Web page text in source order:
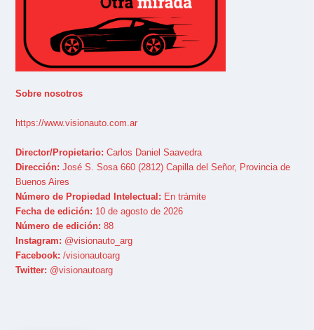
Sobre nosotros
https://www.visionauto.com.ar
Director/Propietario: Carlos Daniel Saavedra
Dirección: José S. Sosa 660 (2812) Capilla del Señor, Provincia de
Buenos Aires
Número de Propiedad Intelectual: En trámite
Fecha de edición: 10 de agosto de 2026
Número de edición: 88
Instagram: @visionauto_arg
Facebook: /visionautoarg
Twitter: @visionautoarg